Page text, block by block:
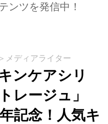
ンツを発信中！
メディアライター
ンケアシリ
レージュ」
記念！人気キ